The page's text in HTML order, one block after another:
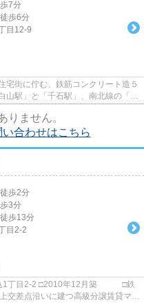
7分
徒歩6分
目12-9
街に佇む、鉄筋コンクリート造５
山駅」と「千石駅」、南北線の「本
りません。
合わせはこちら
徒歩2分
3分
徒歩13分
目2-2